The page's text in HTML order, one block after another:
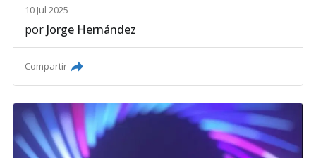
10 Jul 2025
por Jorge Hernández
Compartir